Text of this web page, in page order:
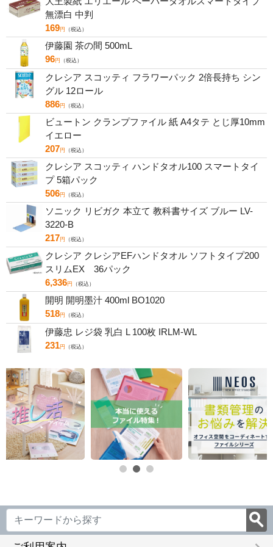
無漂白 中判
169円 （税込）
伊藤園 茶の間 500mL
96円 （税込）
クレシア スコッティ フラワーパック 2倍長持ち シン
グル 12ロール
886円 （税込）
ビュートン クランプファイル 紙 A4タテ とじ厚10mm
イエロー
207円 （税込）
クレシア スコッティ ハンドタオル100 スマートタイ
プ 5箱パック
506円 （税込）
ソニック リビガク 本立て 教科書サイズ ブルー LV-
3220-B
217円 （税込）
クレシア クレシアEFハンドタオル ソフトタイプ200
スリムEX 36パック
6,336円 （税込）
開明 開明墨汁 400ml BO1020
518円 （税込）
伊藤忠 レジ袋 乳白 L 100枚 IRLM-WL
231円 （税込）